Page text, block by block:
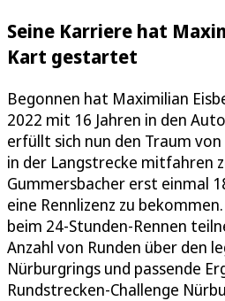
Seine Karriere hat
Kart gestartet
Begonnen hat Maximilian
2022 mit 16 Jahren in den
erfüllt sich nun den Traum
in der Langstrecke mitfahren
Gummersbacher erst einmal
eine Rennlizenz zu
beim 24-Stunden-Rennen
Anzahl von Runden über den
Nürburgrings und passende
Rundstrecken-Challenge